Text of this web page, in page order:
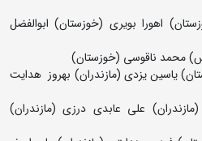
اهورا بویری (خوزستان) ابوالفضل
یاسین یزدی (مازندران) بهروز هدایت
(مازندران) علی عابدی درزی (مازندران)